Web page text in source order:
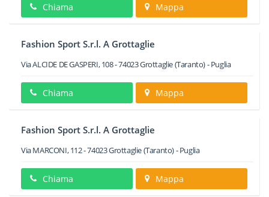
Chiama Mappa
Fashion Sport S.r.l. A Grottaglie
Via ALCIDE DE GASPERI, 108-74023Grottaglie(Taranto) -Puglia
Chiama Mappa
Fashion Sport S.r.l. A Grottaglie
Via MARCONI, 112-74023Grottaglie(Taranto) -Puglia
Chiama Mappa